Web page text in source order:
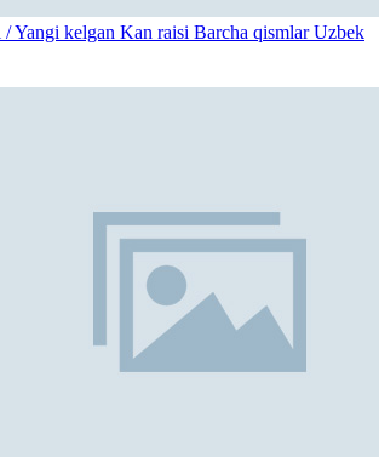
Yangi kelgan Kan raisi Barcha qismlar Uzbek